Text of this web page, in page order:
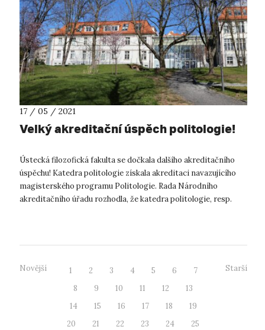
17 / 05 / 2021
Velký akreditační úspěch politologie!
Ústecká filozofická fakulta se dočkala dalšího akreditačního
úspěchu! Katedra politologie získala akreditaci navazujícího
magisterského programu Politologie. Rada Národního
akreditačního úřadu rozhodla, že katedra politologie, resp.
Novější 1 2 3 4 5 6
7
8
9 10 11 12
13
14
15 16 17 18
19
20
21 22 23 24
25
Starší